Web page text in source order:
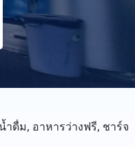
ดื่ม, อาหารว่างฟรี, ชาร์จ